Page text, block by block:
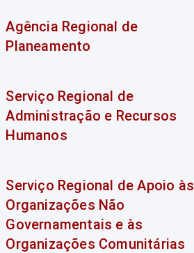
Agência Regional de
Planeamento
Serviço Regional de
Administração e Recursos
Humanos
Serviço Regional de Apoio às
Organizações Não
Governamentais e às
Organizações Comunitárias